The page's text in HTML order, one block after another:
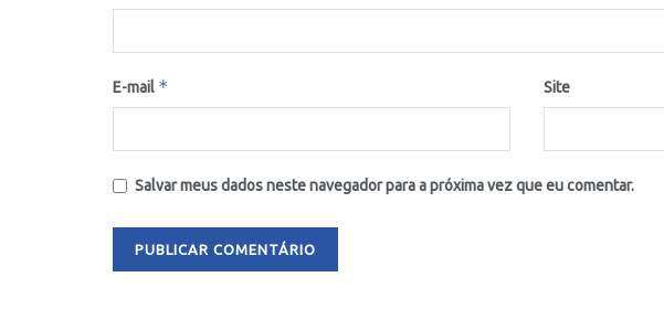
E-mail * Site
Salvar meus dados neste navegador para a próxima vez que eu comentar.